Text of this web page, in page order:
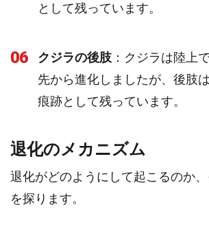
として残っています。
06 クジラの後肢 ：クジラは陸上
先から進化しましたが、後肢
痕跡として残っています。
退化のメカニズム
退化がどのようにして起こるのか
を探ります。